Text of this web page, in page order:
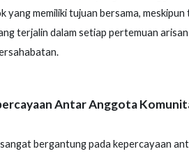
yang memiliki tujuan bersama,
terjalin dalam setiap pertemuan
Antar Anggota
bergantung pada kepercayaan